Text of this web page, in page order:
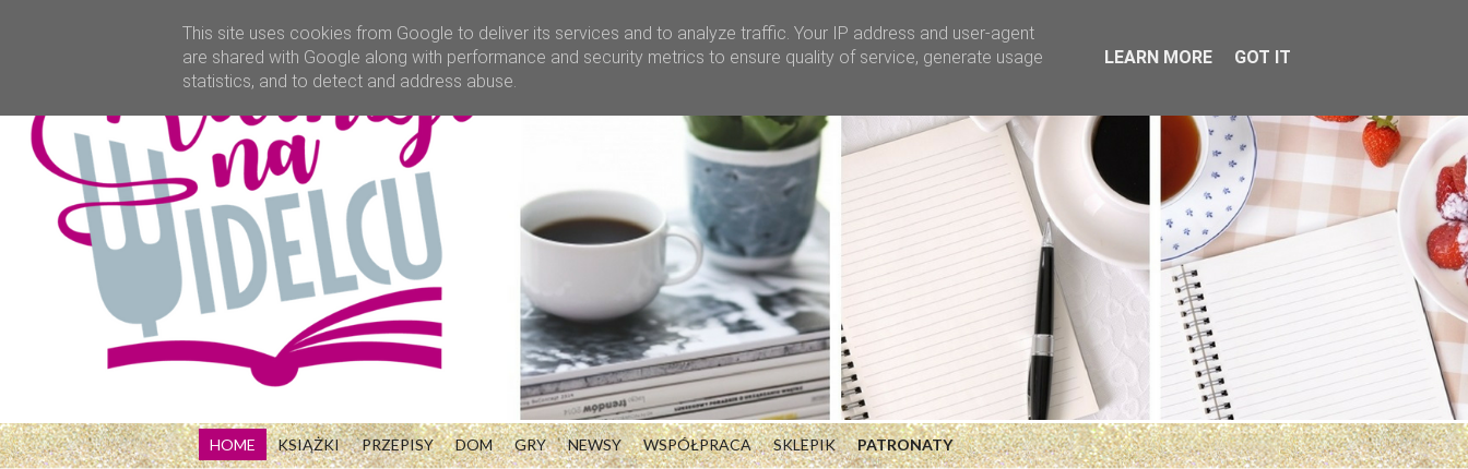
HOME KSIĄŻKI PRZEPISY DOM GRY NEWSY WSPÓŁPRACA SKLEPIK PATRONATY
This site uses cookies from Google to deliver its services and to analyze traffic. Your IP address and user-agent
are shared with Google along with performance and security metrics to ensure quality of service, generate usage
statistics, and to detect and address abuse.
LEARN MORE GOT IT